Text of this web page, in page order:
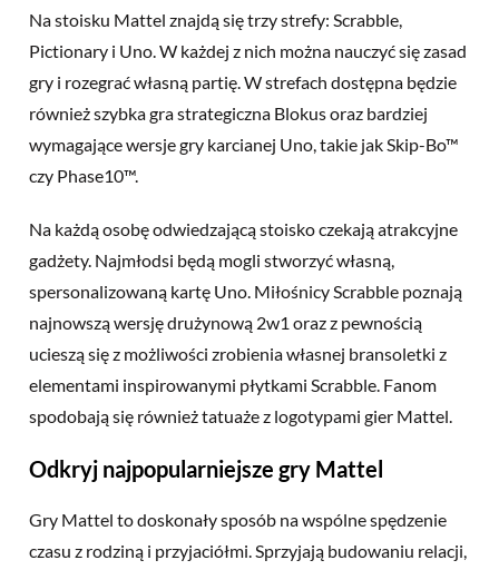
Na stoisku Mattel znajdą się trzy strefy: Scrabble,
Pictionary i Uno. W każdej z nich można nauczyć się zasad
gry i rozegrać własną partię. W strefach dostępna będzie
również szybka gra strategiczna Blokus oraz bardziej
wymagające wersje gry karcianej Uno, takie jak Skip-Bo™
czy Phase10™.
Na każdą osobę odwiedzającą stoisko czekają atrakcyjne
gadżety. Najmłodsi będą mogli stworzyć własną,
spersonalizowaną kartę Uno. Miłośnicy Scrabble poznają
najnowszą wersję drużynową 2w1 oraz z pewnością
ucieszą się z możliwości zrobienia własnej bransoletki z
elementami inspirowanymi płytkami Scrabble. Fanom
spodobają się również tatuaże z logotypami gier Mattel.
Odkryj najpopularniejsze gry Mattel
Gry Mattel to doskonały sposób na wspólne spędzenie
czasu z rodziną i przyjaciółmi. Sprzyjają budowaniu relacji,